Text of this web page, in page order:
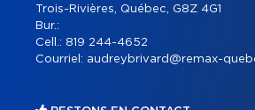
Trois-Rivières, Québec, G8Z 4G1
Bur.:
Cell.: 819 244-4652
Courriel: audreybrivard@remax-